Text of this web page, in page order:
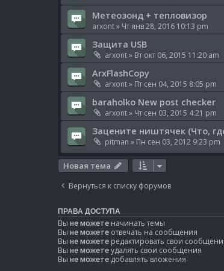
Метеозонд + тепловизор
arxont» Чт янв 28, 2016 10:13 pm
Защита USB
arxont» Вт окт 06, 2015 11:20 am
ArxFlashCopy
arxont» Пт сен 04, 2015 8:05 pm
baraholko New post checker
arxont» Чт сен 03, 2015 4:21 pm
Зацените ништячек (Что,
pitman » Пн сен 03, 2012 9:23 pm
Новая тема
Вернуться к списку форумов
ПРАВА ДОСТУПА
Вы не можете начинать темы
Вы не можете отвечать на сообщения
Вы не можете редактировать свои
Вы не можетеудалять свои сообщения
Вы не можете добавлять вложения